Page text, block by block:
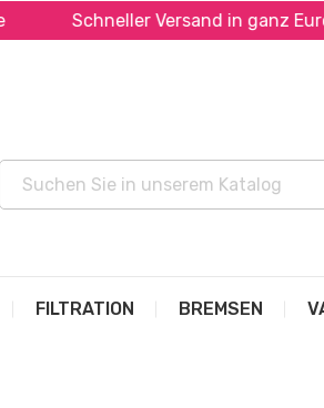
Schneller Versand in ganz Europa *
FILTRATION BREMSEN